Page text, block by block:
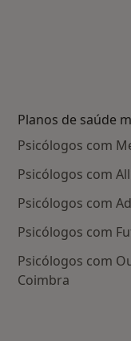
Planos de saúde
Psicólogos com
Psicólogos com
Psicólogos com
Psicólogos com
Psicólogos com
Coimbra